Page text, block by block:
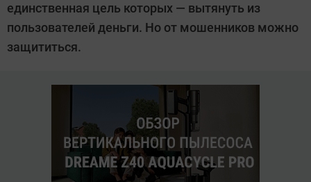
единственная цель которых — вытянуть из
пользователей деньги. Но от мошенников можно
защититься.